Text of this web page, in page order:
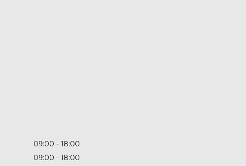
09:00
18:00
09:00
18:00